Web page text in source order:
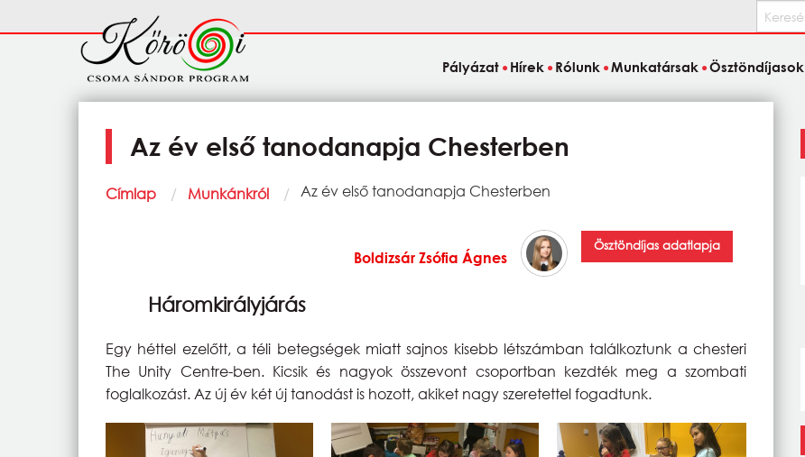
Keresés
Fő
navigáció
Pályázat Hírek Rólunk Munkatársak Ösztöndíjasok
Az év első tanodanapja Chesterben
Morzsa
Címlap Munkánkról Current:
Az év első tanodanapja Chesterben
Boldizsár Zsófia Ágnes
Ösztöndíjas adatlapja
Háromkirályjárás
Egy héttel ezelőtt, a téli betegségek miatt sajnos kisebb létszámban találkoztunk a chesteri
The Unity Centre-ben. Kicsik és nagyok összevont csoportban kezdték meg a szombati
foglalkozást. Az új év két új tanodást is hozott, akiket nagy szeretettel fogadtunk.